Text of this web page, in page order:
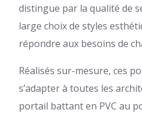
distingue par la qualité de
large choix de styles
répondre aux besoins de
Réalisés sur-mesure, ces
s’adapter à toutes les
portail battant en PVC au